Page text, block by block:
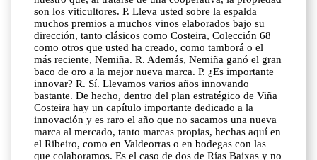
son los viticultores. P. Lleva usted sobre la espalda
muchos premios a muchos vinos elaborados bajo su
dirección, tanto clásicos como Costeira, Colección 68
como otros que usted ha creado, como tamborá o el
más reciente, Nemiña. R. Además, Nemiña ganó el gran
baco de oro a la mejor nueva marca. P. ¿Es importante
innovar? R. Sí. Llevamos varios años innovando
bastante. De hecho, dentro del plan estratégico de Viña
Costeira hay un capítulo importante dedicado a la
innovación y es raro el año que no sacamos una nueva
marca al mercado, tanto marcas propias, hechas aquí en
el Ribeiro, como en Valdeorras o en bodegas con las
que colaboramos. Es el caso de dos de Rías Baixas y no